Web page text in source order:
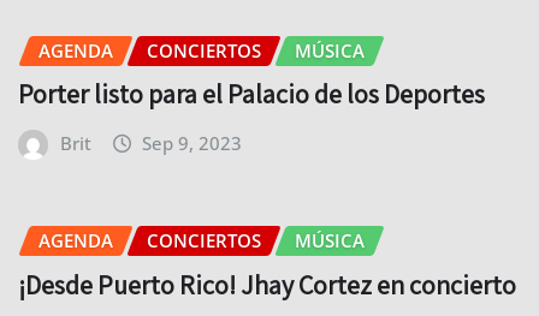
AGENDA CONCIERTOS MÚSICA
Porter listo para el Palacio de los Deportes
Brit Sep 9, 2023
AGENDA CONCIERTOS MÚSICA
¡Desde Puerto Rico! Jhay Cortez en concierto